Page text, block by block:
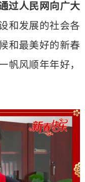
过人民网向广大
和发展的社会各
和最美好的新春
帆风顺年年好，